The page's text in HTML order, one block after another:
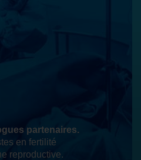
partenaires.
en fertilité
reproductive.